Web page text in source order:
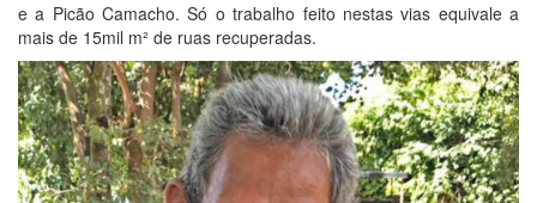
e a Picão Camacho. Só o trabalho feito nestas vias equivale a
mais de 15mil m² de ruas recuperadas.